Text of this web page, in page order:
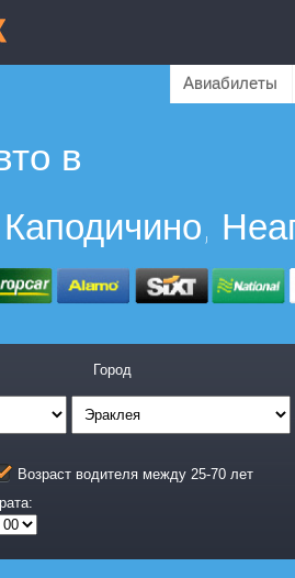
Авиабилеты
в
Город
Возраст водителя между 25-70 лет